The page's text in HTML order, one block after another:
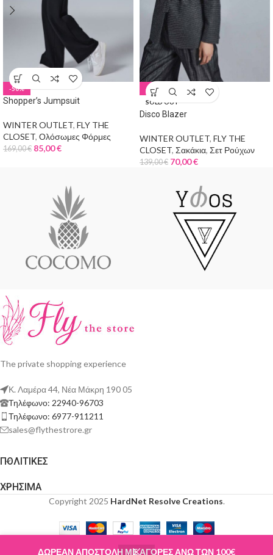
ΔΩΡΕΑΝ ΑΠΟΣΤΟΛΗ ΜΕ ΑΓΟΡΕΣ ΑΝΩ ΤΩΝ 100€
-50%
Shopper’s Jumpsuit
WINTER OUTLET, FLY THE
CLOSET, Ολόσωμες Φόρμες
169,00€ 85,00€
-50%
SOLD OUT
Disco Blazer
WINTER OUTLET, FLY THE
CLOSET, Σακάκια, Σετ Ρούχων
139,00€ 70,00€
The private shopping experience
Κ. Λαμέρα 44, Νέα Μάκρη 190 05
Τηλέφωνο: 22940-96703
Τηλέφωνο: 6977-911211
sales@flythestrore.gr
ΠΟΛΙΤΙΚΕΣ
ΧΡΗΣΙΜΑ
Copyright 2025 HardNet Resolve Creations.